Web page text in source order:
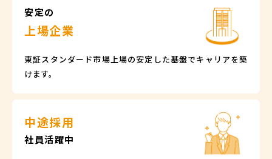
安定の
上場企業
東証スタンダード市場上場の安定した基盤でキャリアを築
けます。
中途採用
社員活躍中